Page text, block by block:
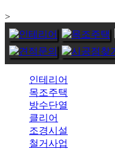
>
인테리어
목조주택
방수단열
클리어
조경시설
철거사업